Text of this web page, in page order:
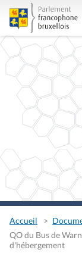
Accueil
QO du Bus de
d'hébergement